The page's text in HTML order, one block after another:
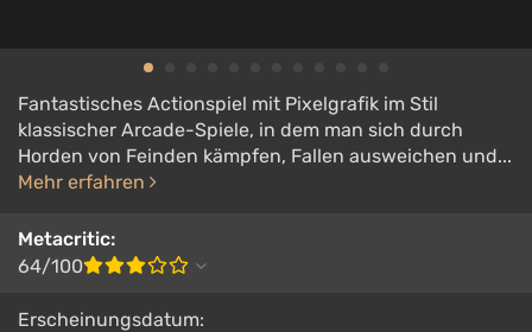
Fantastisches Actionspiel mit Pixelgrafik im Stil
klassischer Arcade-Spiele, in dem man sich durch
Horden von Feinden kämpfen, Fallen ausweichen und...
Mehr erfahren
Metacritic:
64/100
Erscheinungsdatum: